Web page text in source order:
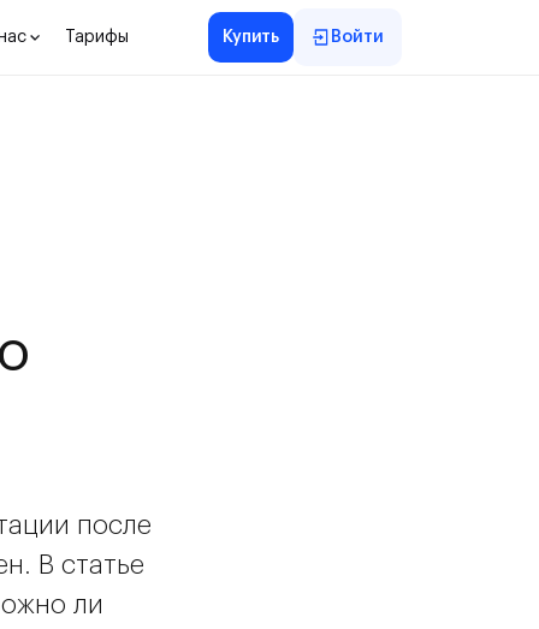
Тарифы Купить Войти
после
В статье
ли